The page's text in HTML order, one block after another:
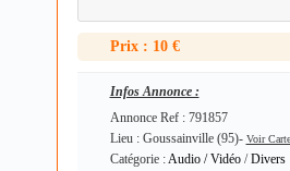
Prix : 10 €
Infos Annonce :
Annonce Ref : 791857
Lieu : Goussainville (95)- Voir Carte
Catégorie :Audio / Vidéo/Divers